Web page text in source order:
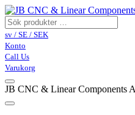
sv / SE / SEK
Konto
Call Us
Varukorg
JB CNC & Linear Components